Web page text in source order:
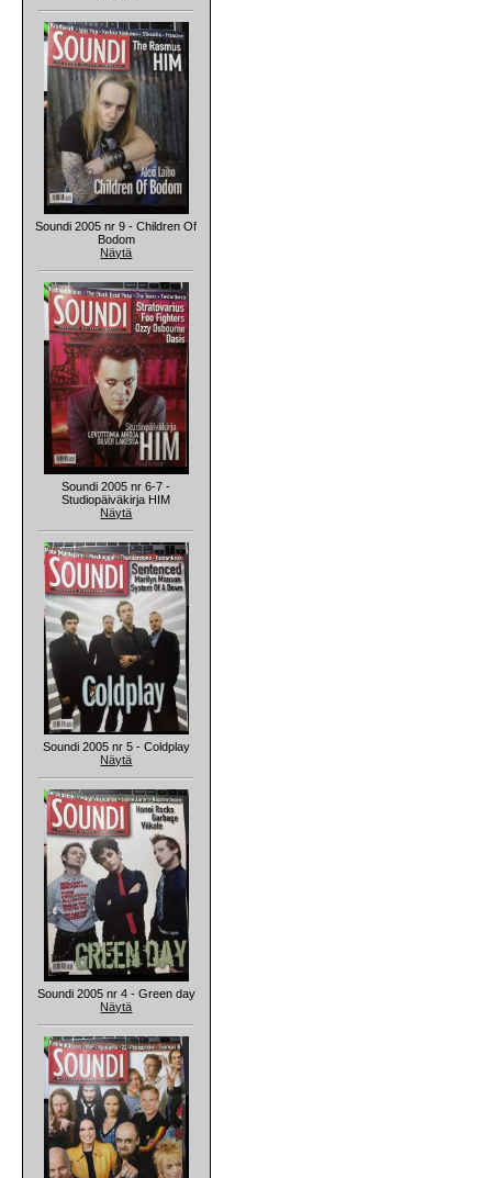
Soundi 2005 nr 9 - Children Of
Bodom
Näytä
Soundi 2005 nr 6-7 -
Studiopäiväkirja HIM
Näytä
Soundi 2005 nr 5 - Coldplay
Näytä
Soundi 2005 nr 4 - Green day
Näytä